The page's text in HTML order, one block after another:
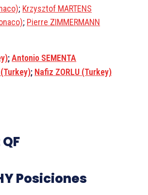
; Krzysztof MARTENS
; Pierre ZIMMERMANN
;Antonio SEMENTA
; Nafiz ZORLU (Turkey)
Posiciones